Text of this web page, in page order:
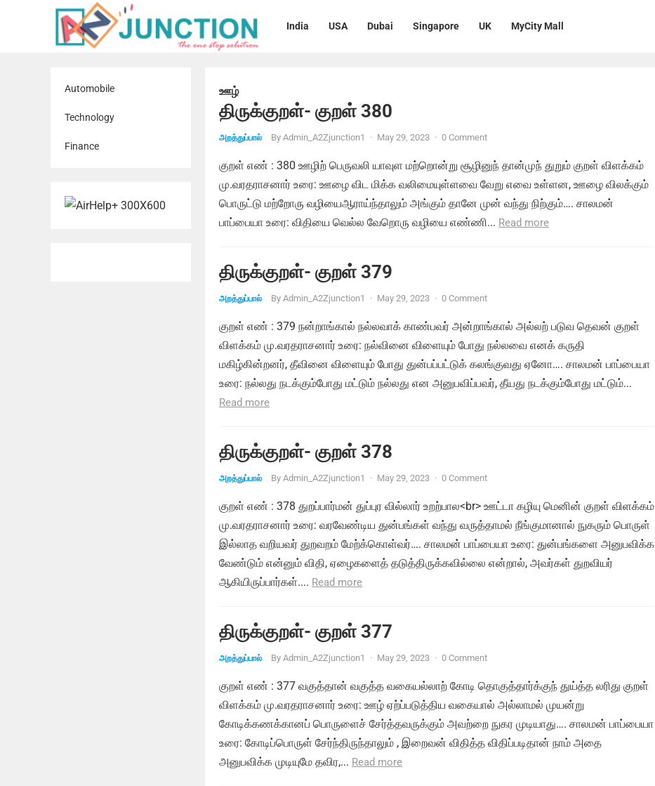
India USA Dubai Singapore UK MyCity Mall
Automobile
Technology
Finance
ஊழ்
திருக்குறள்- குறள் 380
அறத்துப்பால் By Admin_A2Zjunction1 · May 29, 2023 · 0 Comment
குறள் எண் : 380 ஊழிற் பெருவலி யாவுள மற்றொன்று சூழினுந் தான்முந் துறும் குறள் விளக்கம்
மு.வரதராசனார் உரை: ஊழை விட மிக்க வலிமையுள்ளவை வேறு எவை உள்ளன, ஊழை விலக்கும்
பொருட்டு மற்றோரு வழியைஆராய்ந்தாலும் அங்கும் தானே முன் வந்து நிற்கும்…. சாலமன்
பாப்பையா உரை: விதியை வெல்ல வேறொரு வழியை எண்ணி... Read more
திருக்குறள்- குறள் 379
அறத்துப்பால் By Admin_A2Zjunction1 · May 29, 2023 · 0 Comment
குறள் எண் : 379 நன்றாங்கால் நல்லவாக் காண்பவர் அன்றாங்கால் அல்லற் படுவ தெவன் குறள்
விளக்கம் மு.வரதராசனார் உரை: நல்வினை விளையும் போது நல்லவை எனக் கருதி
மகிழ்கின்றனர், தீவினை விளையும் போது துன்பப்பட்டுக் கலங்குவது ஏனோ…. சாலமன் பாப்பையா
உரை: நல்லது நடக்கும்போது மட்டும் நல்லது என அனுபவிப்பவர், தீயது நடக்கும்போது மட்டும்...
Read more
திருக்குறள்- குறள் 378
அறத்துப்பால் By Admin_A2Zjunction1 · May 29, 2023 · 0 Comment
குறள் எண் : 378 துறப்பார்மன் துப்புர வில்லார் உறற்பால<br> ஊட்டா கழியு மெனின் குறள் விளக்கம்
மு.வரதராசனார் உரை: வரவேண்டிய துன்பங்கள் வந்து வருத்தாமல் நீங்குமானால் நுகரும் பொருள்
இல்லாத வறியவர் துறவறம் மேற்க்கொள்வர்…. சாலமன் பாப்பையா உரை: துன்பங்களை அனுபவிக்க
வேண்டும் என்னும் விதி, ஏழைகளைத் தடுத்திருக்கவில்லை என்றால், அவர்கள் துறவியர்
ஆகியிருப்பார்கள்.... Read more
திருக்குறள்- குறள் 377
அறத்துப்பால் By Admin_A2Zjunction1 · May 29, 2023 · 0 Comment
குறள் எண் : 377 வகுத்தான் வகுத்த வகையல்லாற் கோடி தொகுத்தார்க்குந் துய்த்த லரிது குறள்
விளக்கம் மு.வரதராசனார் உரை: ஊழ் ஏற்ப்படுத்திய வகையால் அல்லாமல் முயன்று
கோடிக்கணக்கானப் பொருளைச் சேர்த்தவருக்கும் அவற்றை நுகர முடியாது…. சாலமன் பாப்பையா
உரை: கோடிப்பொருள் சேர்ந்திருந்தாலும் , இறைவன் விதித்த விதிப்படிதான் நாம் அதை
அனுபவிக்க முடியுமே தவிர,... Read more